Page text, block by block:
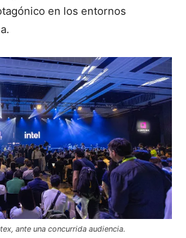
en los entornos
ante una concurrida audiencia.